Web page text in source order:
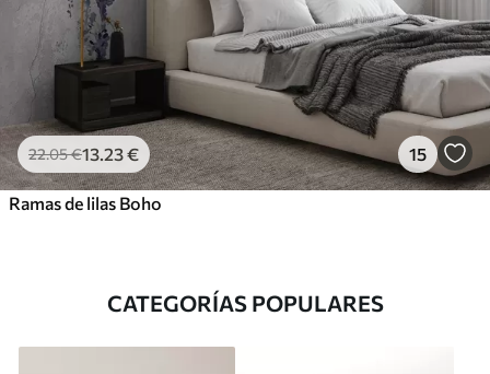
22.05€13 .23€ 15
Ramas de lilas Boho
CATEGORÍAS POPULARES